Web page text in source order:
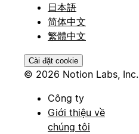
日本語
简体中文
繁體中文
Cài đặt cookie
© 2026 Notion Labs, Inc.
Công ty
Giới thiệu về
chúng tôi